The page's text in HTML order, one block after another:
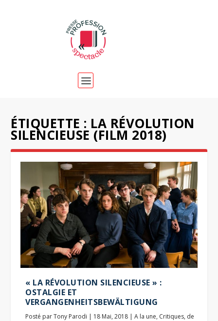
ÉTIQUETTE : LA RÉVOLUTION
SILENCIEUSE (FILM 2018)
« LA RÉVOLUTION SILENCIEUSE » :
OSTALGIE ET
VERGANGENHEITSBEWÄLTIGUNG
Posté parTony Parodi | 18 Mai, 2018 |A la une, Critiques, de